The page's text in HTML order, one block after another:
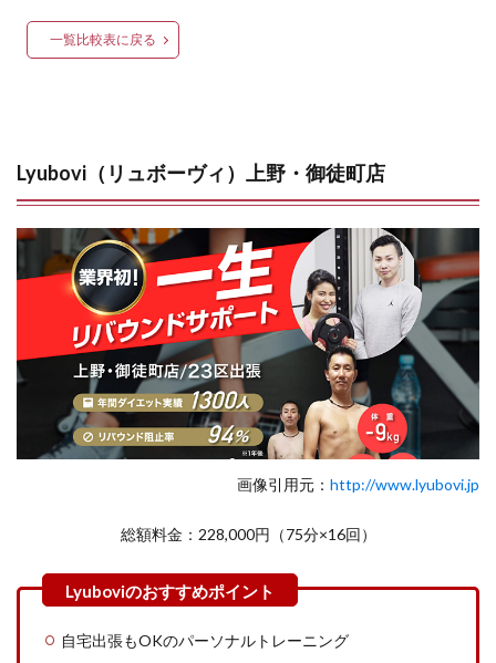
一覧比較表に戻る
Lyubovi（リュボーヴィ）上野・御徒町店
画像引用元： http://www.lyubovi.jp
総額料金：228,000円（75分×16回）
自宅出張もOKのパーソナルトレーニング